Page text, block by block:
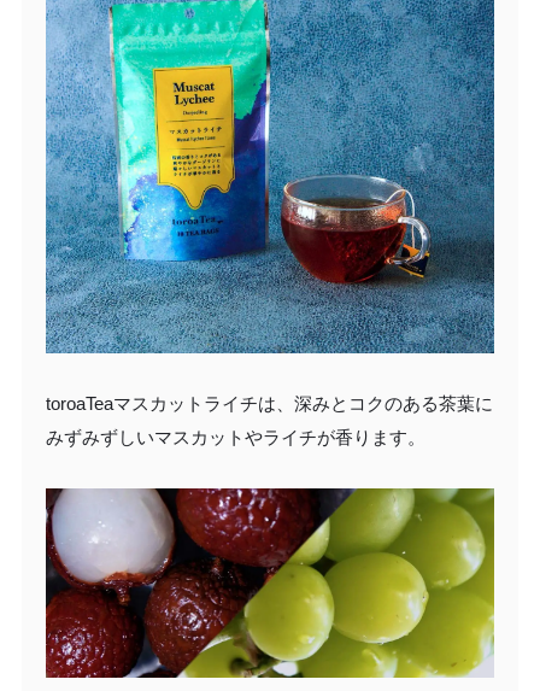
toroaTeaマスカットライチは、深みとコクのある茶葉に
みずみずしいマスカットやライチが香ります。